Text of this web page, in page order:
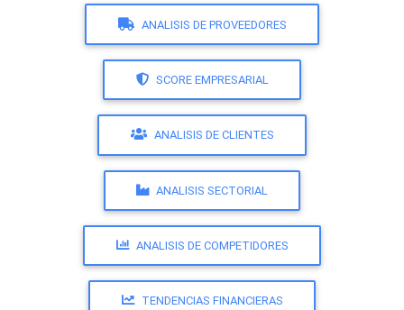
ANALISIS DE PROVEEDORES
SCORE EMPRESARIAL
ANALISIS DE CLIENTES
ANALISIS SECTORIAL
ANALISIS DE COMPETIDORES
TENDENCIAS FINANCIERAS